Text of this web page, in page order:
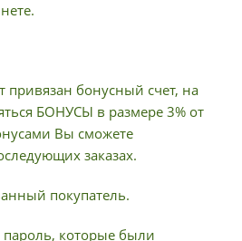
привязан бонусный счет, на
БОНУСЫ в размере 3% от
Вы сможете
заказах.
покупатель.
которые были